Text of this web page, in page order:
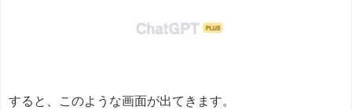
すると、このような画面が出てきます。